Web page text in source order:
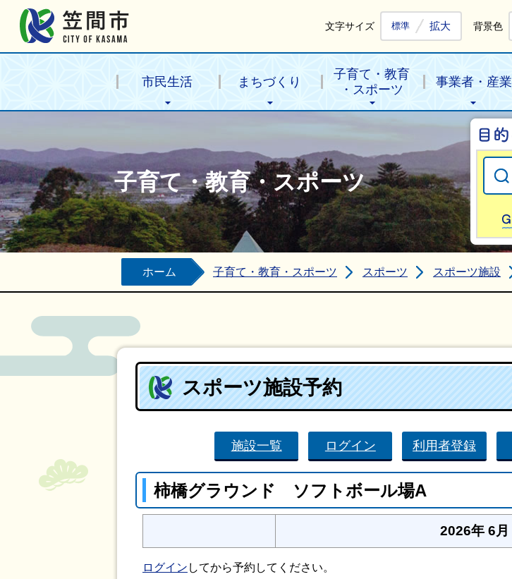
文字サイズ 標準 拡大 背景色
市民生活 まちづくり
子育て・教育
・スポーツ
事業者・産業
子育て・教育・スポーツ
ホーム 子育て・教育・スポーツ スポーツ スポーツ施設
スポーツ施設予約
施設一覧 ログイン 利用者登録
柿橋グラウンド ソフトボール場A
2026年 6月
ログイン してから予約してください。